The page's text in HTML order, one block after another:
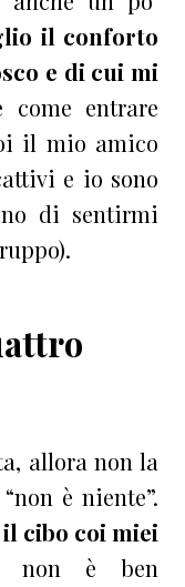
il conforto
e di cui mi
entrare
il mio amico
e io sono
di sentirmi
allora non la
è niente”.
cibo coi miei
non è ben